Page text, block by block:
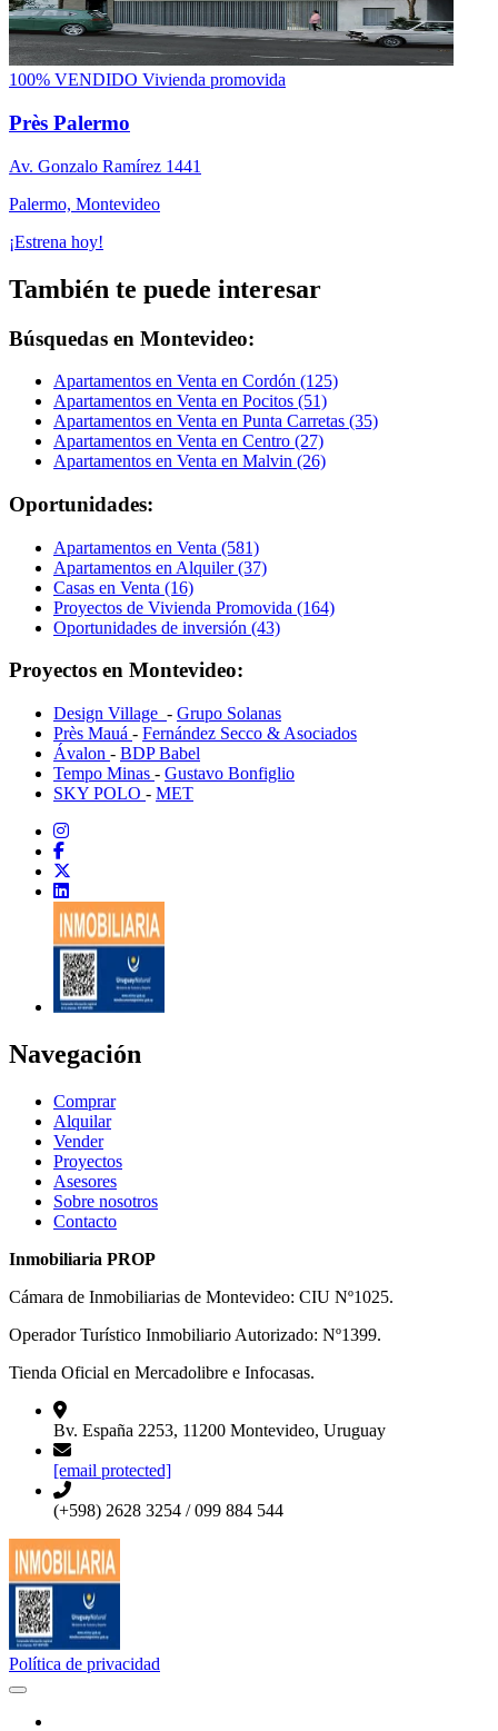
100% VENDIDO Vivienda promovida
Près Palermo
Av. Gonzalo Ramírez 1441
Palermo, Montevideo
¡Estrena hoy!
También te puede interesar
Búsquedas en Montevideo:
Apartamentos en Venta en Cordón (125)
Apartamentos en Venta en Pocitos (51)
Apartamentos en Venta en Punta Carretas (35)
Apartamentos en Venta en Centro (27)
Apartamentos en Venta en Malvin (26)
Oportunidades:
Apartamentos en Venta (581)
Apartamentos en Alquiler (37)
Casas en Venta (16)
Proyectos de Vivienda Promovida (164)
Oportunidades de inversión (43)
Proyectos en Montevideo:
Design Village - Grupo Solanas
Près Mauá - Fernández Secco & Asociados
Ávalon - BDP Babel
Tempo Minas - Gustavo Bonfiglio
SKY POLO - MET
Navegación
Comprar
Alquilar
Vender
Proyectos
Asesores
Sobre nosotros
Contacto
Inmobiliaria PROP
Cámara de Inmobiliarias de Montevideo: CIU Nº1025.
Operador Turístico Inmobiliario Autorizado: Nº1399.
Tienda Oficial en Mercadolibre e Infocasas.
Bv. España 2253, 11200 Montevideo, Uruguay
[email protected]
(+598) 2628 3254 / 099 884 544
Política de privacidad